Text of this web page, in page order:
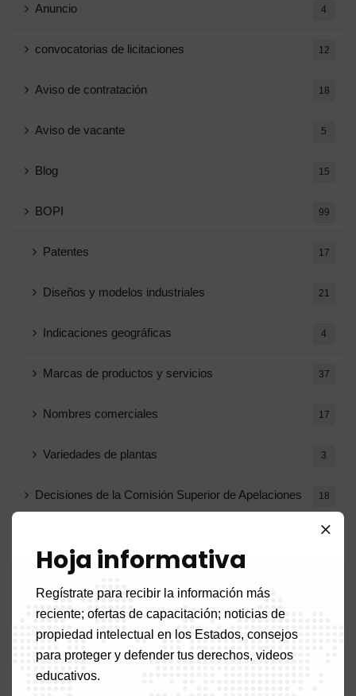
Anuncio 4
convocatorias de licitaciones 12
Aviso de contratación 18
Aviso de vacante 5
Blog 15
BOPI 99
Patentes 17
Diseños y modelos industriales 21
Indicaciones geográficas 4
Marcas de productos y servicios 37
Nombres comerciales 17
Variedades de plantas 3
Decisiones de la Comisión Superior de Apelaciones 18
1
Capacitación
Marcas registradas eliminadas
Notas circulares
Hoja informativa
Regístrate para recibir la información más
reciente; ofertas de capacitación; noticias de
propiedad intelectual en los Estados, consejos
para proteger y defender tus derechos, videos
educativos.